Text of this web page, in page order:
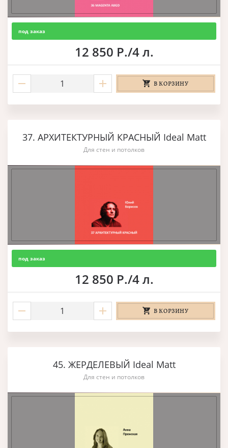
под заказ
12 850 Р./4 л.
В КОРЗИНУ
37. АРХИТЕКТУРНЫЙ КРАСНЫЙ Ideal Matt
Для стен и потолков
под заказ
12 850 Р./4 л.
В КОРЗИНУ
45. ЖЕРДЕЛЕВЫЙ Ideal Matt
Для стен и потолков